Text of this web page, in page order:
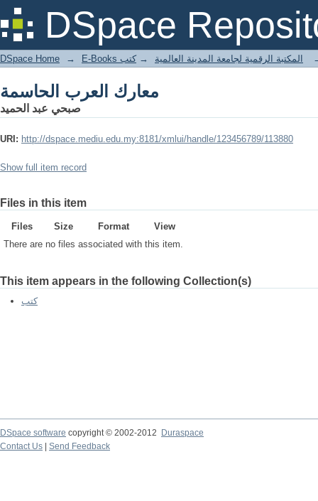
DSpace
معارك العرب الحاسمة
DSpace Home → E-Books المكتبة الرقمية لجامعة المدينة العالمية → كتب
معارك العرب الحاسمة
صبحي عبد الحميد
URI: http://dspace.mediu.edu.my:8181/xmlui/handle/123456789/113880
Show full item record
Files in this item
Files Size Format
View
There are no files associated with this item.
This item appears in the following Collection(s)
كتب
DSpace software copyright © 2002-2012
Duraspace
Contact Us
Send Feedback